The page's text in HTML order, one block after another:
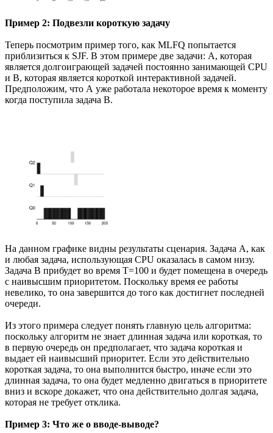
Пример 2: Подвезли короткую задачу
Теперь посмотрим пример того, как MLFQ попытается
приблизиться к SJF. В этом примере две задачи: А, которая
является долгоиграющей задачей постоянно занимающей CPU
и B, которая является короткой интерактивной задачей.
Предположим, что А уже работала некоторое время к моменту
когда поступила задача B.
На данном графике видны результаты сценария. Задача А, как
и любая задача, использующая CPU оказалась в самом низу.
Задача В прибудет во время Т=100 и будет помещена в очередь
с наивысшим приоритетом. Поскольку время ее работы
невелико, то она завершится до того как достигнет последней
очереди.
Из этого примера следует понять главную цель алгоритма:
поскольку алгоритм не знает длинная задача или короткая, то
в первую очередь он предполагает, что задача короткая и
выдает ей наивысший приоритет. Если это действительно
короткая задача, то она выполнится быстро, иначе если это
длинная задача, то она будет медленно двигаться в приоритете
вниз и вскоре докажет, что она действительно долгая задача,
которая не требует отклика.
Пример 3: Что же о вводе-выводе?